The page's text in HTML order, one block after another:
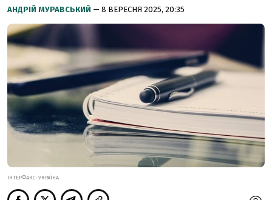
АНДРІЙ МУРАВСЬКИЙ — 8 ВЕРЕСНЯ 2025, 20:35
ІНТЕРФАКС-УКРАЇНА